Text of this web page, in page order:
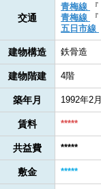
交通
青梅線 『
青梅線
『
五日市線
建物構造 鉄骨造
建物階建 4階
築年月 1992年2月
賃料 *****
共益費 *****
敷金 *****